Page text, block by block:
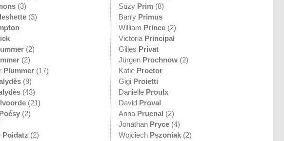
(3)
(3)
(2)
(2)
Plummer (17)
(9)
(43)
(21)
Poésy (2)
Poidatz (2)
Suzy Prim (8)
Barry Primus
William Prince (2)
Victoria Principal
Gilles Privat
Jürgen Prochnow (2)
Katie Proctor
Gigi Proietti
Danielle Proulx
David Proval
Anna Prucnal (2)
Jonathan Pryce (4)
Wojciech Pszoniak (2)